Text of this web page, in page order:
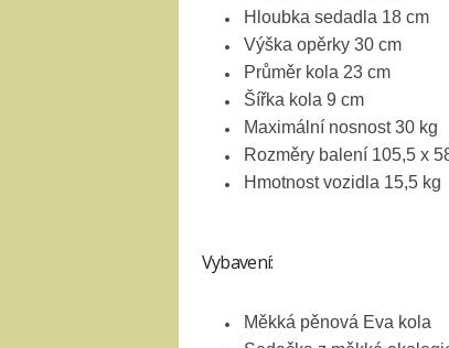
Hloubka sedadla 18 cm
Výška opěrky 30 cm
Průměr kola 23 cm
Šířka kola 9 cm
Maximální nosnost 30 kg
Rozměry balení 105,5 x
Hmotnost vozidla 15,5 kg
Vybavení:
Měkká pěnová Eva kola